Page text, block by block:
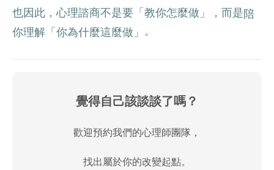
也因此，心理諮商不是要「教你怎麼做」，而是陪
你理解「你為什麼這麼做」 。
覺得自己該談談了嗎？
歡迎預約我們的心理師團隊，
找出屬於你的改變起點。